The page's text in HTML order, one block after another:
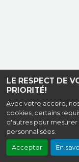
LE RESPECT DE
PRIORITÉ!
Avec votre accord,
cookies, certains
d'autres pour
personnalisées.
Accepter En